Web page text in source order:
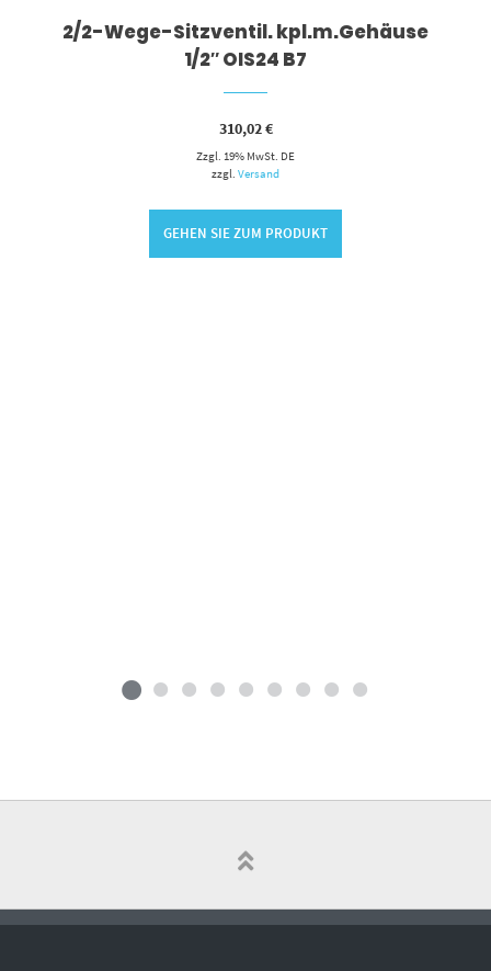
2/2-Wege-Sitzventil. kpl.m.Gehäuse
1/2″ OIS24 B7
310,02€
Zzgl. 19% MwSt. DE
zzgl.Versand
GEHEN SIE ZUM PRODUKT